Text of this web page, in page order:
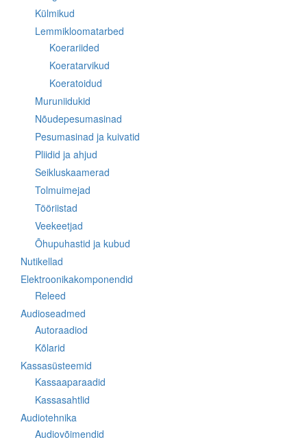
Külmikud
Lemmikloomatarbed
Koerariided
Koeratarvikud
Koeratoidud
Muruniidukid
Nõudepesumasinad
Pesumasinad ja kuivatid
Pliidid ja ahjud
Seikluskaamerad
Tolmuimejad
Tööriistad
Veekeetjad
Õhupuhastid ja kubud
Nutikellad
Elektroonikakomponendid
Releed
Audioseadmed
Autoraadiod
Kõlarid
Kassasüsteemid
Kassaaparaadid
Kassasahtlid
Audiotehnika
Audiovõimendid